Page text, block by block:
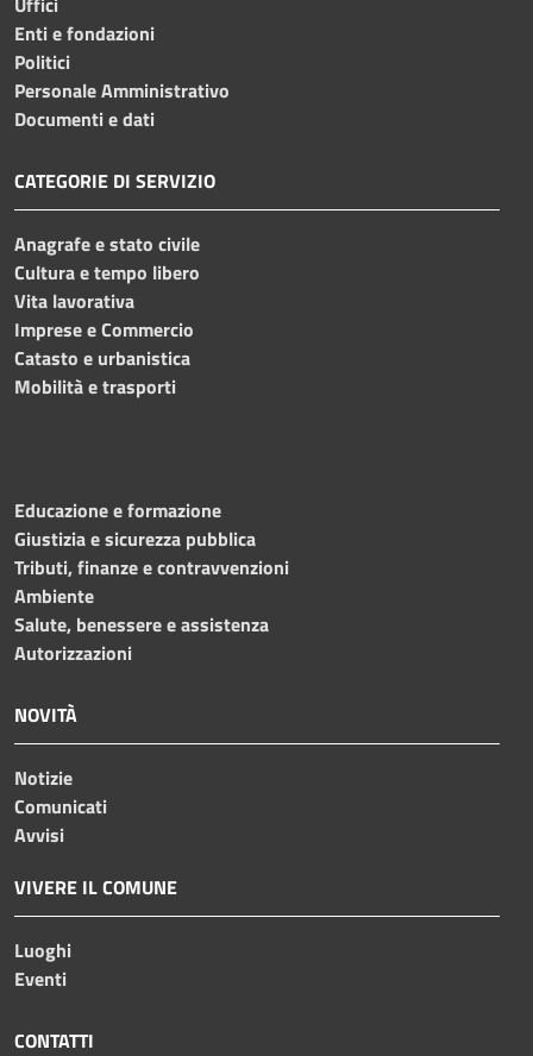
Enti e fondazioni
Politici
Personale Amministrativo
Documenti e dati
CATEGORIE DI SERVIZIO
Anagrafe e stato civile
Cultura e tempo libero
Vita lavorativa
Imprese e Commercio
Catasto e urbanistica
Mobilità e trasporti
Educazione e formazione
Giustizia e sicurezza pubblica
Tributi, finanze e contravvenzioni
Ambiente
Salute, benessere e assistenza
Autorizzazioni
NOVITÀ
Notizie
Comunicati
Avvisi
VIVERE IL COMUNE
Luoghi
Eventi
CONTATTI